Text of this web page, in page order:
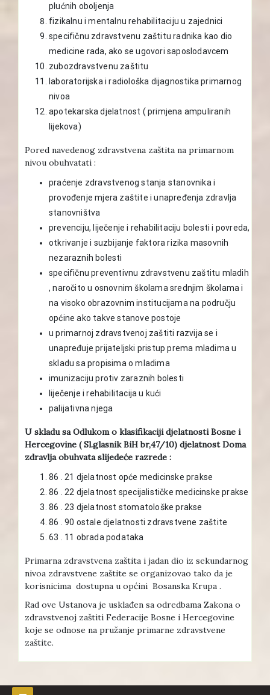
plućnih oboljenja
fizikalnu i mentalnu rehabilitaciju u zajednici
specifičnu zdravstvenu zaštitu radnika kao dio
medicine rada, ako se ugovori saposlodavcem
zubozdravstvenu zaštitu
laboratorijska i radiološka dijagnostika primarnog
nivoa
apotekarska djelatnost ( primjena ampuliranih
lijekova)
Pored navedenog zdravstvena zaštita na primarnom
nivou obuhvatati :
praćenje zdravstvenog stanja stanovnika i
provođenje mjera zaštite i unapređenja zdravlja
stanovništva
prevenciju, liječenje i rehabilitaciju bolesti i povreda,
otkrivanje i suzbijanje faktora rizika masovnih
nezaraznih bolesti
specifičnu preventivnu zdravstvenu zaštitu mladih
, naročito u osnovnim školama srednjim školama i
na visoko obrazovnim institucijama na području
općine ako takve stanove postoje
u primarnoj zdravstvenoj zaštiti razvija se i
unapređuje prijateljski pristup prema mladima u
skladu sa propisima o mladima
imunizaciju protiv zaraznih bolesti
liječenje i rehabilitacija u kući
palijativna njega
U skladu sa Odlukom o klasifikaciji djelatnosti Bosne i
Hercegovine ( Sl.glasnik BiH br,47/10) djelatnost Doma
zdravlja obuhvata slijedeće razrede :
86 . 21 djelatnost opće medicinske prakse
86 . 22 djelatnost specijalističke medicinske prakse
86 . 23 djelatnost stomatološke prakse
86 . 90 ostale djelatnosti zdravstvene zaštite
63 . 11 obrada podataka
Primarna zdravstvena zaštita i jadan dio iz sekundarnog
nivoa zdravstvene zaštite se organizovao tako da je
korisnicima dostupna u općini Bosanska Krupa .
Rad ove Ustanova je usklađen sa odredbama Zakona o
zdravstvenoj zaštiti Federacije Bosne i Hercegovine
koje se odnose na pružanje primarne zdravstvene
zaštite.